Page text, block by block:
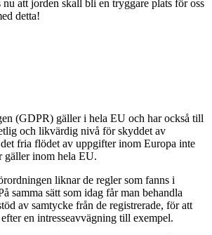
nu att jorden skall bli en tryggare plats för oss
detta!
(GDPR) gäller i hela EU och har också till
och likvärdig nivå för skyddet av
fria flödet av uppgifter inom Europa inte
gäller inom hela EU.
liknar de regler som fanns i
samma sätt som idag får man behandla
av samtycke från de registrerade, för att
en intresseavvägning till exempel.